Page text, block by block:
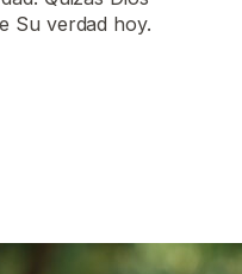
Su verdad hoy.